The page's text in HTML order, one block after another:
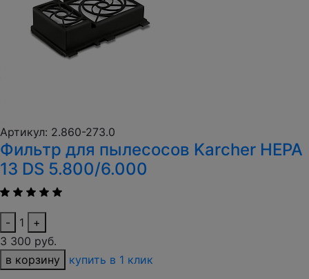
Артикул: 2.860-273.0
Фильтр для пылесосов Karcher HEPA
13 DS 5.800/6.000
- 1
+
3 300 руб.
в корзину
купить в 1 клик